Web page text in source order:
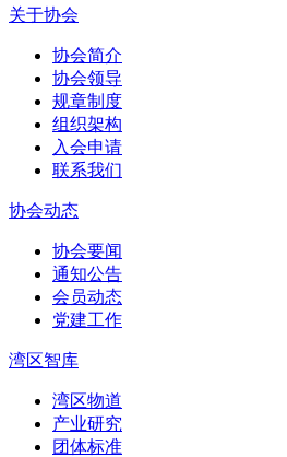
关于协会
协会简介
协会领导
规章制度
组织架构
入会申请
联系我们
协会动态
协会要闻
通知公告
会员动态
党建工作
湾区智库
湾区物道
产业研究
团体标准